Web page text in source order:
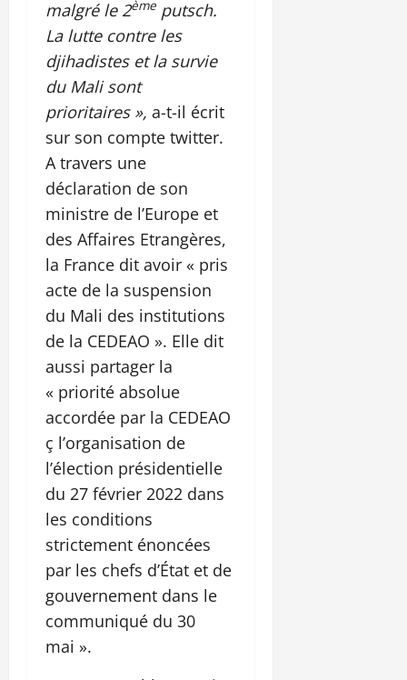
malgré le 2ème putsch.
La lutte contre les
djihadistes et la survie
du Mali sont
prioritaires », a-t-il écrit
sur son compte twitter.
A travers une
déclaration de son
ministre de l’Europe et
des Affaires Etrangères,
la France dit avoir « pris
acte de la suspension
du Mali des institutions
de la CEDEAO ». Elle dit
aussi partager la
« priorité absolue
accordée par la CEDEAO
ç l’organisation de
l’élection présidentielle
du 27 février 2022 dans
les conditions
strictement énoncées
par les chefs d’État et de
gouvernement dans le
communiqué du 30
mai ».